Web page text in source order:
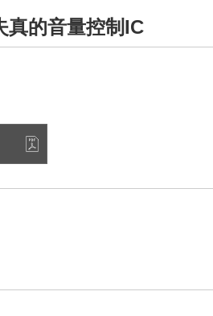
式会社
真的音量控制IC